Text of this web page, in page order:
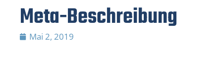
Meta-Beschreibung
Mai 2, 2019